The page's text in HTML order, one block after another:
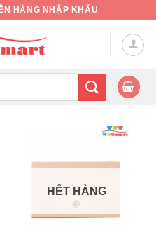
HÀNG NHẬP KHẨU
HẾT HÀNG